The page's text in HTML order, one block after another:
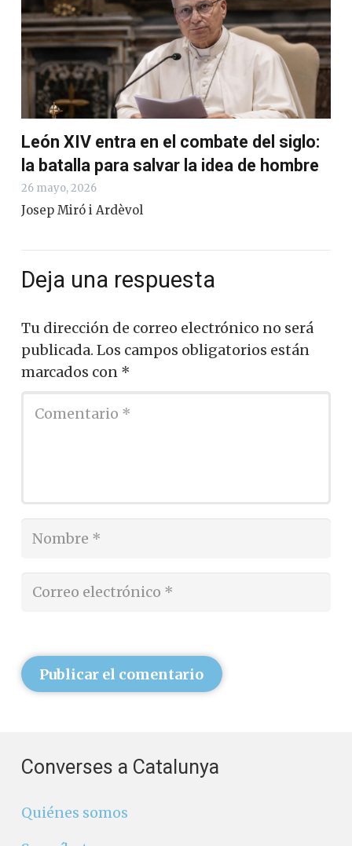
León XIV entra en el combate del siglo:
la batalla para salvar la idea de hombre
26 mayo, 2026
Josep Miró i Ardèvol
Deja una respuesta
Tu dirección de correo electrónico no será
publicada. Los campos obligatorios están
marcados con *
Publicar el comentario
Converses a Catalunya
Quiénes somos